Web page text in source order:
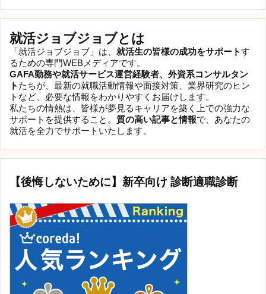
就活ジョブジョブとは
「就活ジョブジョブ」は、 就活生の皆様の成功をサポートす
るための専門WEBメディアです。
GAFA勤務や就活サービス運営経験者、外資系コンサルタン
ト たちが、最新の就職活動情報や面接対策、業界研究のヒン
トなど、必要な情報をわかりやすくお届けします。
私たちの情熱は、皆様が夢見るキャリアを築く上での強力な
サポートを提供すること。 質の高い記事と情報で、あなたの
就活を全力でサポートいたします。
【後悔しないために】新卒向け 診断適職診断